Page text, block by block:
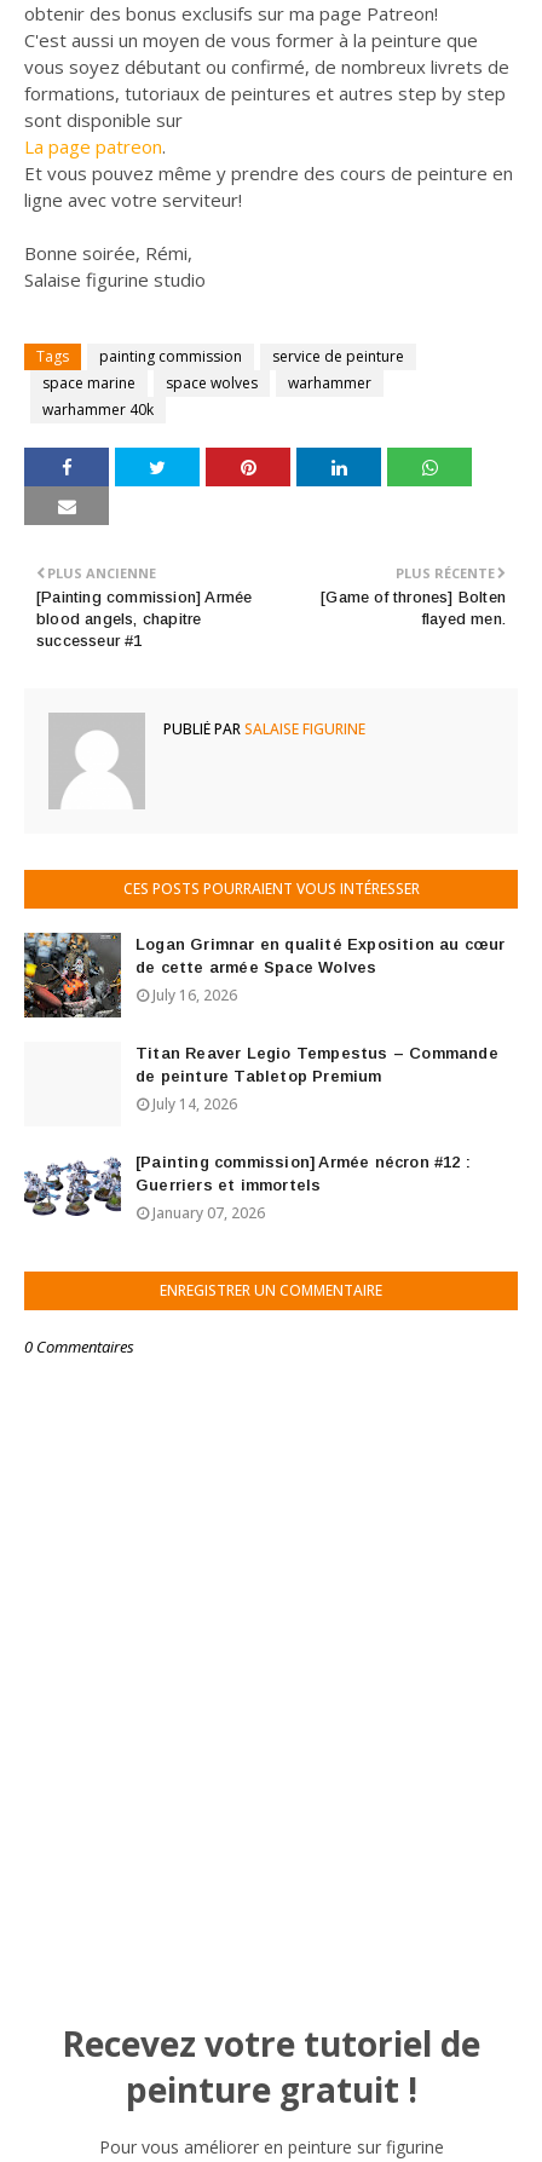
obtenir des bonus exclusifs sur ma page Patreon!
C'est aussi un moyen de vous former à la peinture que
vous soyez débutant ou confirmé, de nombreux livrets de
formations, tutoriaux de peintures et autres step by step
sont disponible sur
La page patreon.
Et vous pouvez même y prendre des cours de peinture en
ligne avec votre serviteur!
Bonne soirée, Rémi,
Salaise figurine studio
Tags painting commission
service de peinture
space marine
space wolves
warhammer
warhammer 40k
PLUS RÉCENTE
[Game of thrones] Bolten
flayed men.
PLUS ANCIENNE
[Painting commission] Armée
blood angels, chapitre
successeur #1
PUBLIÉ PARSALAISE FIGURINE
CES POSTS POURRAIENT VOUS INTÉRESSER
Logan Grimnar en qualité Exposition au cœur
de cette armée Space Wolves
July 16, 2026
Titan Reaver Legio Tempestus – Commande
de peinture Tabletop Premium
July 14, 2026
[Painting commission] Armée nécron #12 :
Guerriers et immortels
January 07, 2026
ENREGISTRER UN COMMENTAIRE
0 Commentaires
Recevez votre tutoriel de
peinture gratuit !
Pour vous améliorer en peinture sur figurine